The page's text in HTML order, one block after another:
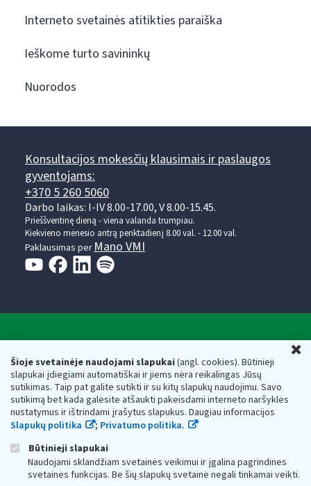
Šioje svetainėje naudojami slapukai(angl. cookies). Būtinieji
slapukai įdiegiami automatiškai ir jiems nėra reikalingas Jūsų
sutikimas. Taip pat galite sutikti ir su kitų slapukų naudojimu. Savo
sutikimą bet kada galėsite atšaukti pakeisdami interneto naršyklės
nustatymus ir ištrindami įrašytus slapukus. Daugiau informacijos
Slapukų politika
; Privatumo politika.
Būtinieji slapukai
Naudojami sklandžiam svetainės veikimui ir įgalina pagrindines
svetainės funkcijas. Be šių slapukų svetainė negali tinkamai veikti.
Interneto svetainės atitikties paraiška
Ieškome turto savininkų
Nuorodos
Konsultacijos mokesčių klausimais ir paslaugos
gyventojams:
+370 5 260 5060
Darbo laikas: I-IV 8.00-17.00, V 8.00-15.45.
Prieššventinę dieną - viena valanda trumpiau.
Kiekvieno mėnesio antrą penktadienį 8.00 val. - 12.00 val.
Paklausimas per Mano VMI
Respublikos finansų ministerijos
Biudžetinė įstaiga. Juridinio asmens kodas — 188659752,
adresas: Vasario 16-osios g. 14, 01107 Vilnius, Lietuva, el.paštas:
vmi@vmi.lt, E. pristatymo dėžutės adresas 188659752
Duomenys apie Valstybinę mokesčių inspekciją prie Lietuvos
Respublikos finansų ministerijos kaupiami ir saugomi Juridinių